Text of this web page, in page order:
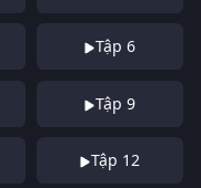
Tập 6
Tập 9
Tập 12